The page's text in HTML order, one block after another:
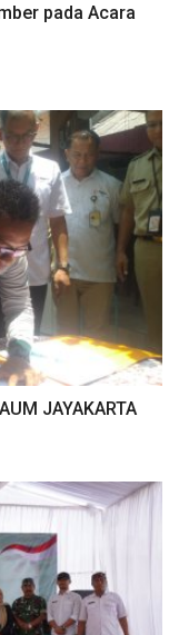
pada Acara
JAYAKARTA